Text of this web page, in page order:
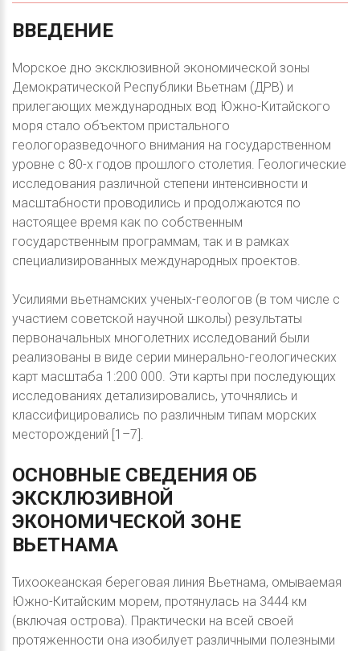
ВВЕДЕНИЕ
Морское дно эксклюзивной экономической зоны
Демократической Республики Вьетнам (ДРВ) и
прилегающих международных вод Южно-Китайского
моря стало объектом пристального
геологоразведочного внимания на государственном
уровне с 80-х годов прошлого столетия. Геологические
исследования различной степени интенсивности и
масштабности проводились и продолжаются по
настоящее время как по собственным
государственным программам, так и в рамках
специализированных международных проектов.
Усилиями вьетнамских ученых-геологов (в том числе с
участием советской научной школы) результаты
первоначальных многолетних исследований были
реализованы в виде серии минерально-геологических
карт масштаба 1:200 000. Эти карты при последующих
исследованиях детализировались, уточнялись и
классифицировались по различным типам морских
месторождений [1–7].
ОСНОВНЫЕ СВЕДЕНИЯ ОБ
ЭКСКЛЮЗИВНОЙ
ЭКОНОМИЧЕСКОЙ ЗОНЕ
ВЬЕТНАМА
Тихоокеанская береговая линия Вьетнама, омываемая
Южно-Китайским морем, протянулась на 3444 км
(включая острова). Практически на всей своей
протяженности она изобилует различными полезными